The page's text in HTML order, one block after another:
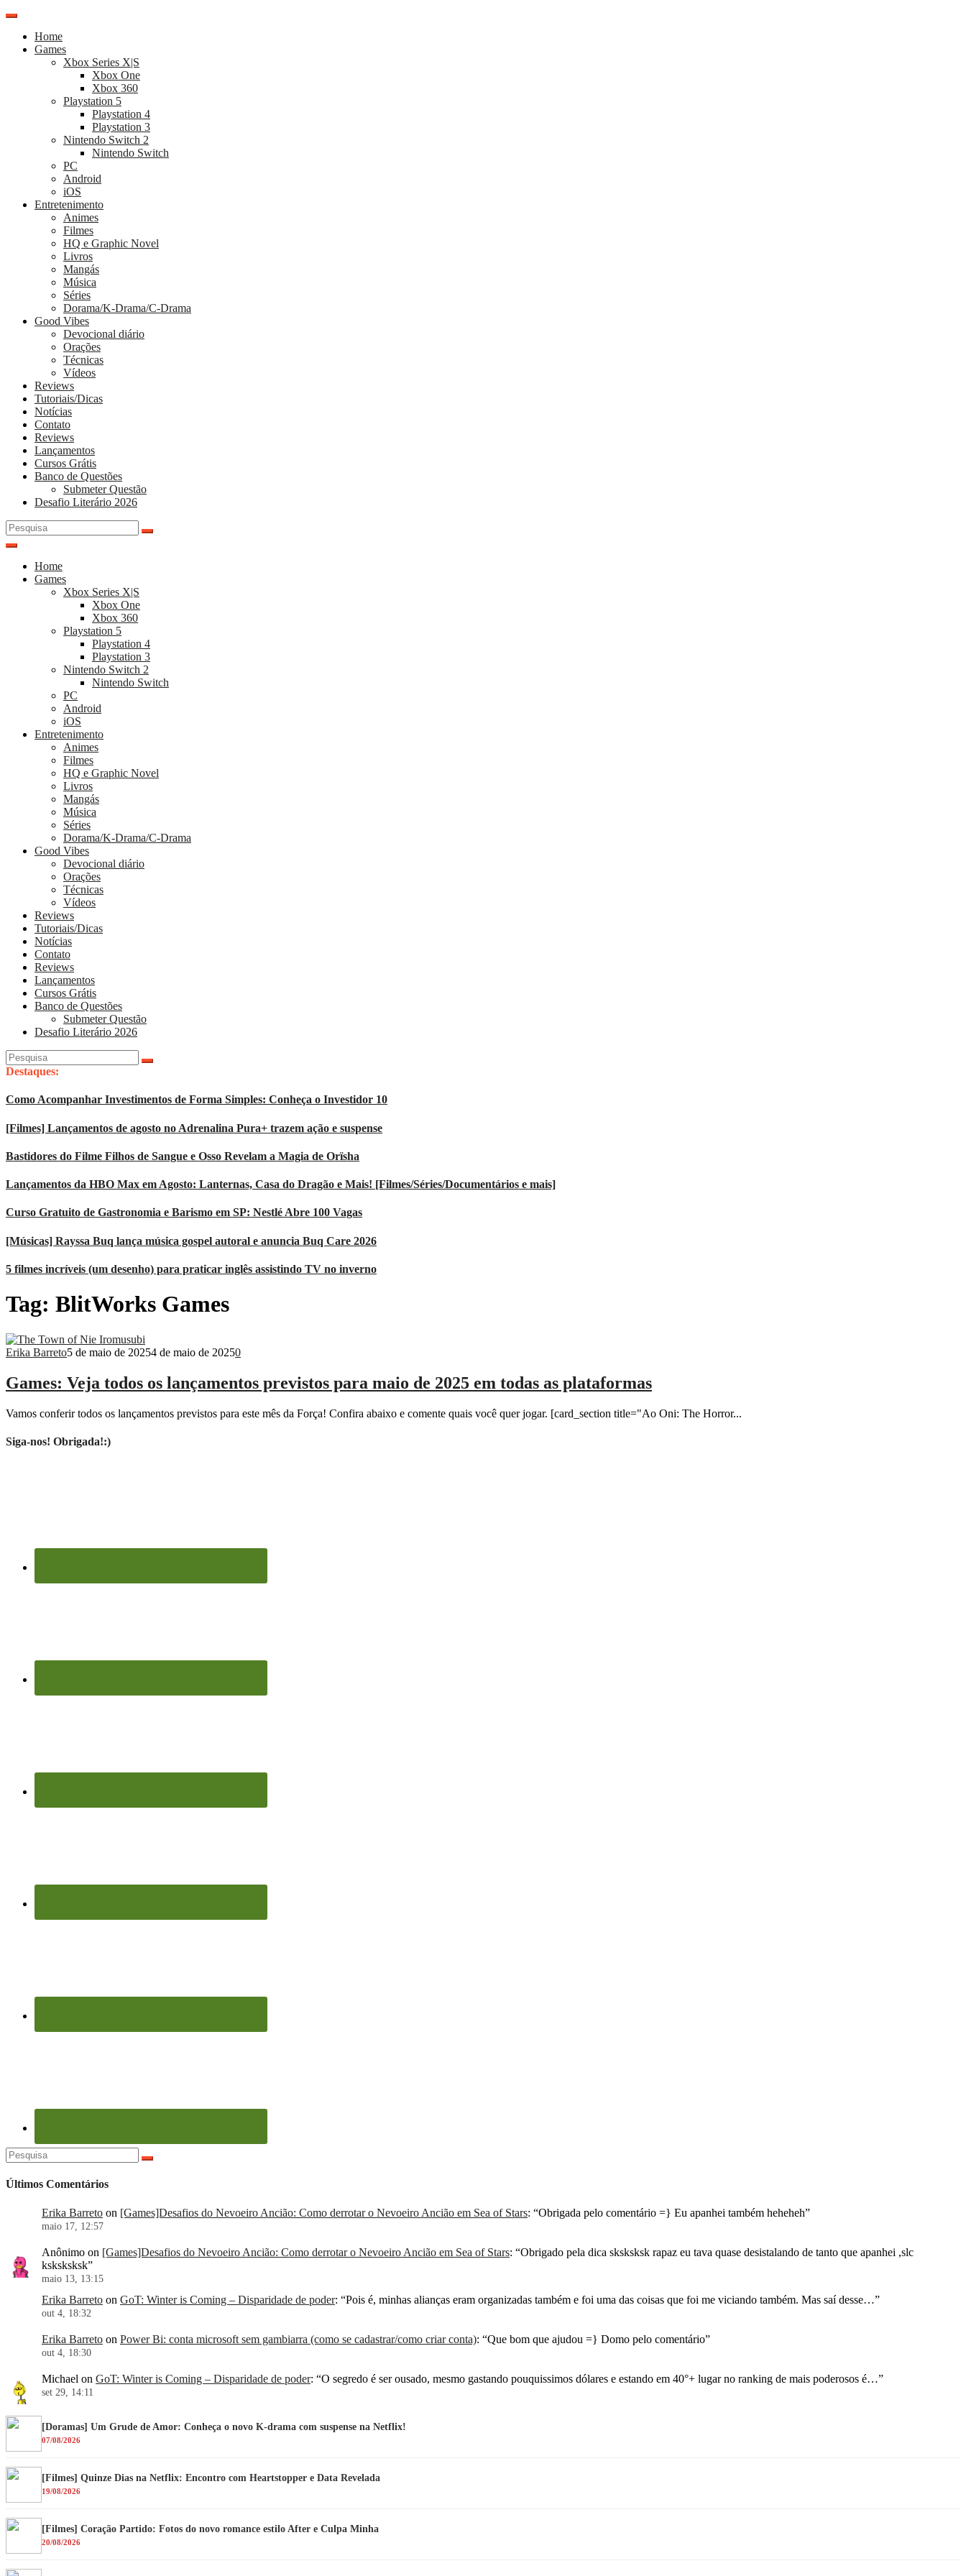
Pular
conteúdo
Home
Games
Xbox Series X|S
Xbox One
Xbox 360
Playstation 5
Playstation 4
Playstation 3
Nintendo Switch 2
Nintendo Switch
PC
Android
iOS
Entretenimento
Animes
Filmes
HQ e Graphic Novel
Livros
Mangás
Música
Séries
Dorama/K-Drama/C-Drama
Good Vibes
Devocional diário
Orações
Técnicas
Vídeos
Reviews
Tutoriais/Dicas
Notícias
Contato
Reviews
Lançamentos
Cursos Grátis
Banco de Questões
Submeter Questão
Desafio Literário 2026
Pesquisar
por:
Home
Games
Xbox Series X|S
Xbox One
Xbox 360
Playstation 5
Playstation 4
Playstation 3
Nintendo Switch 2
Nintendo Switch
PC
Android
iOS
Entretenimento
Animes
Filmes
HQ e Graphic Novel
Livros
Mangás
Música
Séries
Dorama/K-Drama/C-Drama
Good Vibes
Devocional diário
Orações
Técnicas
Vídeos
Reviews
Tutoriais/Dicas
Notícias
Contato
Reviews
Lançamentos
Cursos Grátis
Banco de Questões
Submeter Questão
Desafio Literário 2026
Pesquisar
por:
Destaques:
Como Acompanhar Investimentos de Forma Simples: Conheça o Investidor 10
[Filmes] Lançamentos de agosto no Adrenalina Pura+ trazem ação e suspense
Bastidores do Filme Filhos de Sangue e Osso Revelam a Magia de Orïsha
Lançamentos da HBO Max em Agosto: Lanternas, Casa do Dragão e Mais! [Filmes/Séries/Documentários e mais]
Curso Gratuito de Gastronomia e Barismo em SP: Nestlé Abre 100 Vagas
[Músicas] Rayssa Buq lança música gospel autoral e anuncia Buq Care 2026
5 filmes incríveis (um desenho) para praticar inglês assistindo TV no inverno
Tag: BlitWorks Games
Erika Barreto5 de maio de 20254 de maio de 20250
Games: Veja todos os lançamentos previstos para maio de 2025 em todas as plataformas
Vamos conferir todos os lançamentos previstos para este mês da Força! Confira abaixo e comente quais você quer jogar. [card_section title="Ao Oni: The Horror...
Siga-nos! Obrigada!:)
Pesquisar
por:
Últimos Comentários
Erika Barreto on [Games]Desafios do Nevoeiro Ancião: Como derrotar o Nevoeiro Ancião em Sea of Stars: “Obrigada pelo comentário =} Eu apanhei também heheheh”
maio 17, 12:57
Anônimo on [Games]Desafios do Nevoeiro Ancião: Como derrotar o Nevoeiro Ancião em Sea of Stars: “Obrigado pela dica sksksksk rapaz eu tava quase desistalando de tanto que apanhei ,slc
ksksksksk”
maio 13, 13:15
Erika Barreto on GoT: Winter is Coming – Disparidade de poder: “Pois é, minhas alianças eram organizadas também e foi uma das coisas que foi me viciando também. Mas saí desse…”
out 4, 18:32
Erika Barreto on Power Bi: conta microsoft sem gambiarra (como se cadastrar/como criar conta): “Que bom que ajudou =} Domo pelo comentário”
out 4, 18:30
Michael on GoT: Winter is Coming – Disparidade de poder: “O segredo é ser ousado, mesmo gastando pouquissimos dólares e estando em 40°+ lugar no ranking de mais poderosos é…”
set 29, 14:11
[Doramas] Um Grude de Amor: Conheça o novo K-drama com suspense na Netflix!
07/08/2026
[Filmes] Quinze Dias na Netflix: Encontro com Heartstopper e Data Revelada
19/08/2026
[Filmes] Coração Partido: Fotos do novo romance estilo After e Culpa Minha
20/08/2026